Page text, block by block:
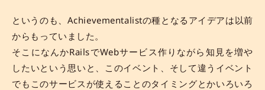
というのも、Achievementalistの種となるアイデアは以前
からもっていました。
そこになんかRailsでWebサービス作りながら知見を増や
したいという思いと、このイベント、そして違うイベント
でもこのサービスが使えることのタイミングとかいろいろ